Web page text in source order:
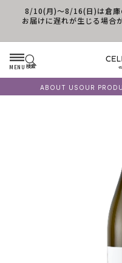
コンテンツに進む
8/10(月)～8/16(日)は倉庫
お届けに遅れが生じる場合
MENU 検索
ABOUT US OUR